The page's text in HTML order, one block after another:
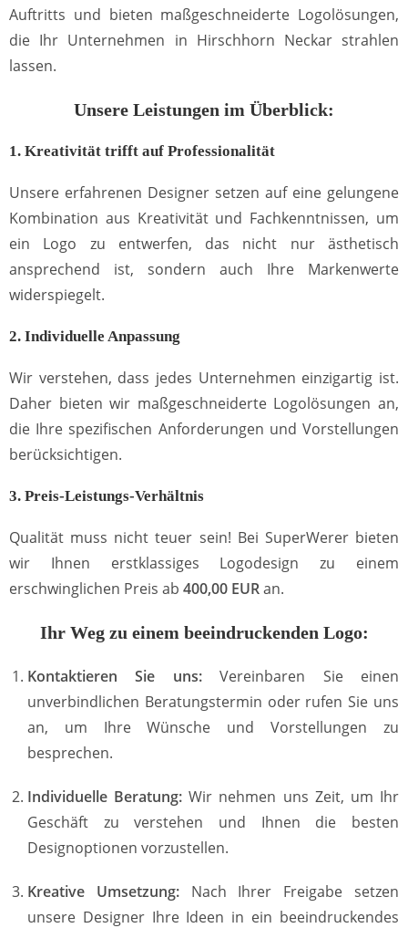
Auftritts und bieten maßgeschneiderte Logolösungen,
die Ihr Unternehmen in Hirschhorn Neckar strahlen
lassen.
Unsere Leistungen im Überblick:
1. Kreativität trifft auf Professionalität
Unsere erfahrenen Designer setzen auf eine gelungene
Kombination aus Kreativität und Fachkenntnissen, um
ein Logo zu entwerfen, das nicht nur ästhetisch
ansprechend ist, sondern auch Ihre Markenwerte
widerspiegelt.
2. Individuelle Anpassung
Wir verstehen, dass jedes Unternehmen einzigartig ist.
Daher bieten wir maßgeschneiderte Logolösungen an,
die Ihre spezifischen Anforderungen und Vorstellungen
berücksichtigen.
3. Preis-Leistungs-Verhältnis
Qualität muss nicht teuer sein! Bei SuperWerer bieten
wir Ihnen erstklassiges Logodesign zu einem
erschwinglichen Preis ab 400,00 EURan.
Ihr Weg zu einem beeindruckenden Logo:
Kontaktieren Sie uns:Vereinbaren Sie einen
unverbindlichen Beratungstermin oder rufen Sie uns
an, um Ihre Wünsche und Vorstellungen zu
besprechen.
Individuelle Beratung: Wir nehmen uns Zeit, um Ihr
Geschäft zu verstehen und Ihnen die besten
Designoptionen vorzustellen.
Kreative Umsetzung:Nach Ihrer Freigabe setzen
unsere Designer Ihre Ideen in ein beeindruckendes